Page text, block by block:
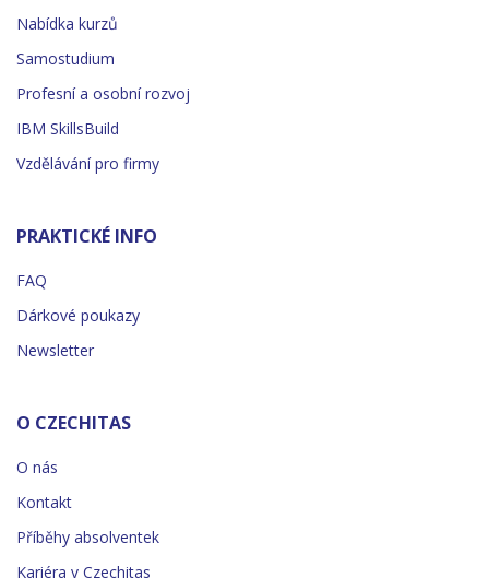
Nabídka kurzů
Samostudium
Profesní a osobní rozvoj
IBM SkillsBuild
Vzdělávání pro firmy
PRAKTICKÉ INFO
FAQ
Dárkové poukazy
Newsletter
O CZECHITAS
O nás
Kontakt
Příběhy absolventek
Kariéra v Czechitas